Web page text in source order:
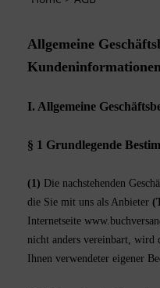
Allgemeine
Kundeninformationen
I. Allgemeine
§ 1 Grundlegende
(1) Die nachstehenden
die Sie mit uns als Anbieter (
Internetseite
nicht anders vereinbart, wird
Ihnen verwendeter eigener